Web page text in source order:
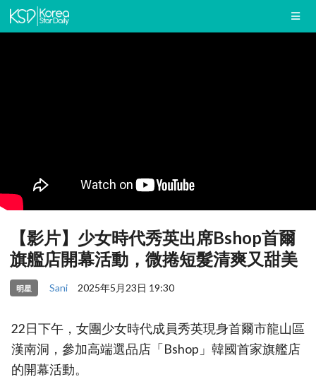
【影片】少女時代秀英出席Bshop首爾
旗艦店開幕活動，微捲短髮清爽又甜美
明星 Sani 2025年5月23日 19:30
22日下午，女團少女時代成員秀英現身首爾市龍山區
漢南洞，參加高端選品店「Bshop」韓國首家旗艦店
的開幕活動。